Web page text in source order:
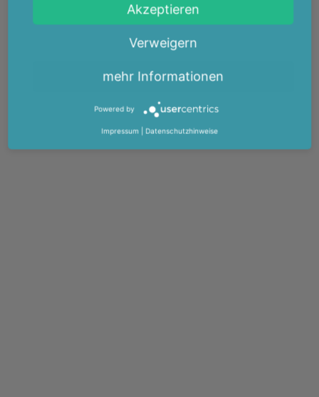
Akzeptieren
Verweigern
mehr Informationen
Powered by
Impressum Datenschutzhinweise